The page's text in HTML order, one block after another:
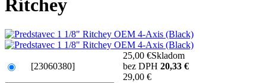
Ritchey
[23060380]
25,00 €Skladom
bez DPH 20,33 €
29,00 €